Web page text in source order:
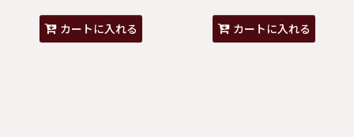
カートに入れる カートに入れる